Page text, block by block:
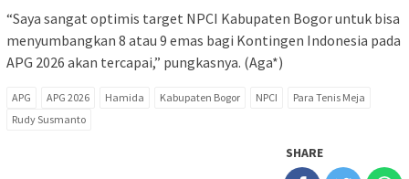
“Saya sangat optimis target NPCI Kabupaten Bogor untuk bisa
menyumbangkan 8 atau 9 emas bagi Kontingen Indonesia pada
APG 2026 akan tercapai,” pungkasnya. (Aga*)
APG APG 2026 Hamida Kabupaten Bogor NPCI
Para Tenis Meja
Rudy Susmanto
SHARE